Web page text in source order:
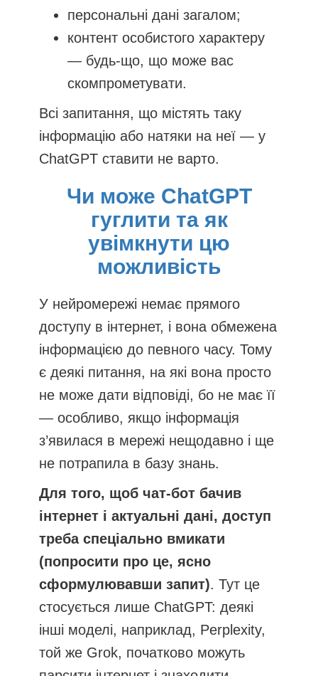
персональні дані загалом;
контент особистого характеру
— будь-що, що може вас
скомпрометувати.
Всі запитання, що містять таку
інформацію або натяки на неї — у
ChatGPT ставити не варто.
Чи може ChatGPT
гуглити та як
увімкнути цю
можливість
У нейромережі немає прямого
доступу в інтернет, і вона обмежена
інформацією до певного часу. Тому
є деякі питання, на які вона просто
не може дати відповіді, бо не має її
— особливо, якщо інформація
з’явилася в мережі нещодавно і ще
не потрапила в базу знань.
Для того, щоб чат-бот бачив
інтернет і актуальні дані, доступ
треба спеціально вмикати
(попросити про це, ясно
сформулювавши запит). Тут це
стосується лише ChatGPT: деякі
інші моделі, наприклад, Perplexity,
той же Grok, початково можуть